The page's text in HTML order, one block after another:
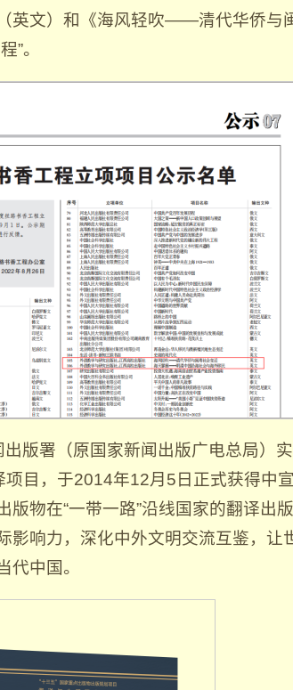
英文）和《海风轻吹——清代华侨与
”。
出版署（原国家新闻出版广电总局）
项目，于2014年12月5日正式获得中
版物在“一带一路”沿线国家的翻译出
影响力，深化中外文明交流互鉴，让
代中国。